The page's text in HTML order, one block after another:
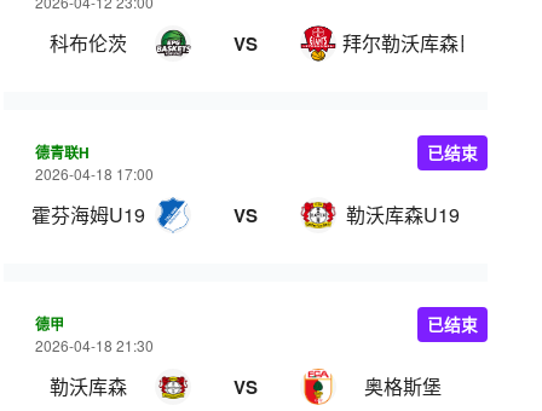
科布伦茨 VS 拜尔勒沃库森巨人
德青联H
2026-04-18 17:00
霍芬海姆U19 VS 勒沃库森U19
已结束
德甲
2026-04-18 21:30
勒沃库森 VS 奥格斯堡
已结束